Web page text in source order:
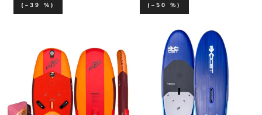
(–39 %) (–50 %)